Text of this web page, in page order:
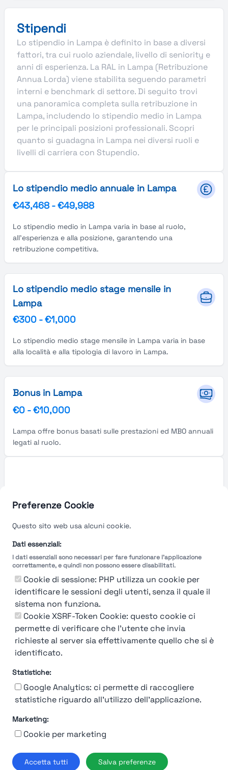
Preferenze Cookie
Questo sito web usa alcuni cookie.
Dati essenziali:
I dati essenziali sono necessari per fare funzionare l'applicazione
correttamente, e quindi non possono essere disabilitati.
Cookie di sessione: PHP utilizza un cookie per
identificare le sessioni degli utenti, senza il quale il
sistema non funziona.
Cookie XSRF-Token Cookie: questo cookie ci
permette di verificare che l'utente che invia
richieste al server sia effettivamente quello che si è
identificato.
Statistiche:
Google Analytics: ci permette di raccogliere
statistiche riguardo all'utilizzo dell'applicazione.
Marketing:
Cookie per marketing
Accetta tutti Salva preferenze
Stipendi
Lo stipendio in Lampa è definito in base a diversi
fattori, tra cui ruolo aziendale, livello di seniority e
anni di esperienza. La RAL in Lampa (Retribuzione
Annua Lorda) viene stabilita seguendo parametri
interni e benchmark di settore. Di seguito trovi
una panoramica completa sulla retribuzione in
Lampa, includendo lo stipendio medio in Lampa
per le principali posizioni professionali. Scopri
quanto si guadagna in Lampa nei diversi ruoli e
livelli di carriera con Stupendio.
Lo stipendio medio annuale in Lampa
€43,468 -€49,988
Lo stipendio medio in Lampa varia in base al ruolo,
all'esperienza e alla posizione, garantendo una
retribuzione competitiva.
Lo stipendio medio stage mensile in
Lampa
€300 -€1,000
Lo stipendio medio stage mensile in Lampa varia in base
alla località e alla tipologia di lavoro in Lampa.
Bonus in Lampa
€0 -€10,000
Lampa offre bonus basati sulle prestazioni ed MBO annuali
legati al ruolo.
You're Not logged in
LoginorIscrivitiper vedere
Termini e Condizioni
© 2019-2026 Stupendio. Tutti i diritti riservati | Smarteris S.r.l. P.IVA
02659750992 | Capitale Sociale € 2.550 i.v.